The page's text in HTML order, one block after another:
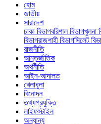
হোম
জাতীয়
সারাদেশ
ঢাকা বিভাগবরিশাল বিভাগখুলনা
বিভাগরাজশাহী বিভাগসিলেট
রাজনীতি
আন্তর্জাতিক
অর্থনীতি
আইন-আদালত
খেলাধুলা
বিনোদন
তথ্যপ্রযুক্তি
লাইফস্টাইল
অন্যান্য